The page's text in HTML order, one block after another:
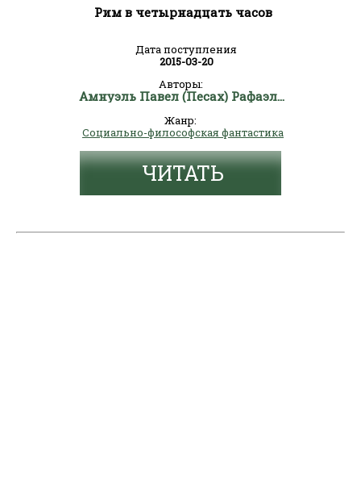
Рим в четырнадцать часов
Дата поступления
2015-03-20
Авторы:
Амнуэль Павел (Песах) Рафаэлович
Жанр:
Социально-философская фантастика
ЧИТАТЬ